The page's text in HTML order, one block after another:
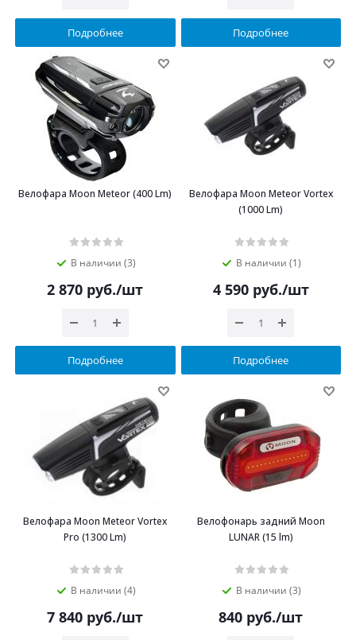
Подробнее Подробнее
Велофара Moon Meteor (400 Lm)
В наличии (3)
2 870 руб./шт
Подробнее
Велофара Moon Meteor Vortex
(1000 Lm)
В наличии (1)
4 590руб./шт
Подробнее
Велофара Moon Meteor Vortex
Pro (1300 Lm)
В наличии (4)
7 840 руб./шт
Велофонарь задний Moon
LUNAR (15 lm)
В наличии (3)
840 руб./шт